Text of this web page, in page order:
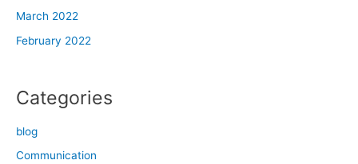
March 2022
February 2022
Categories
blog
Communication